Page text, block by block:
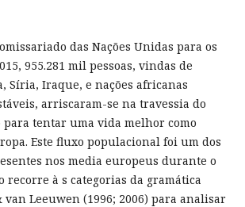
das Nações Unidas para os
955.281 mil pessoas, vindas de
Síria, Iraque, e nações africanas
arriscaram-se na travessia do
tentar uma vida melhor como
Este fluxo populacional foi um dos
nos media europeus durante o
recorre à s categorias da gramática
Leeuwen (1996; 2006) para analisar